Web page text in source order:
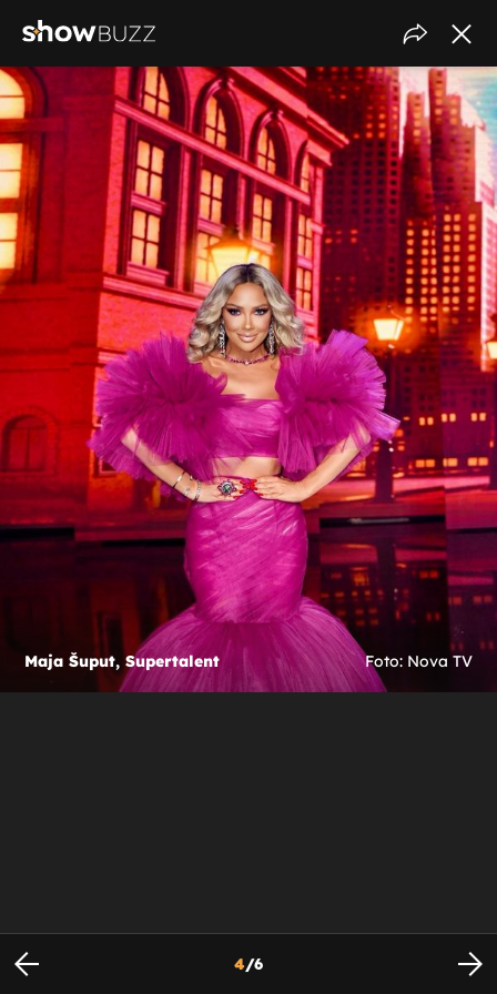
Maja Šuput, Supertalent Foto: Nova TV
4/6